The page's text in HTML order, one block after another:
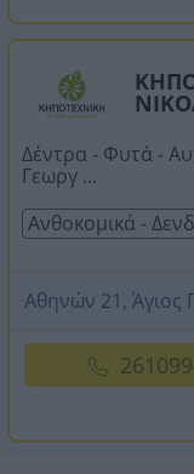
Δέντρα - Φυτά -
Γεωργ ...
Ανθοκομικά -
Αθηνών 21, Άγιος